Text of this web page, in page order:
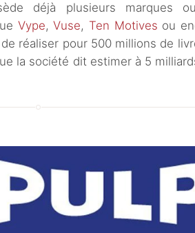
déjà plusieurs marques
Vype,Vuse, Ten Motives ou
réaliser pour 500 millions de
la société dit estimer à 5